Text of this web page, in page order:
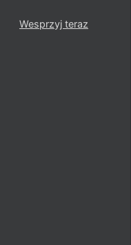
Wesprzyj teraz